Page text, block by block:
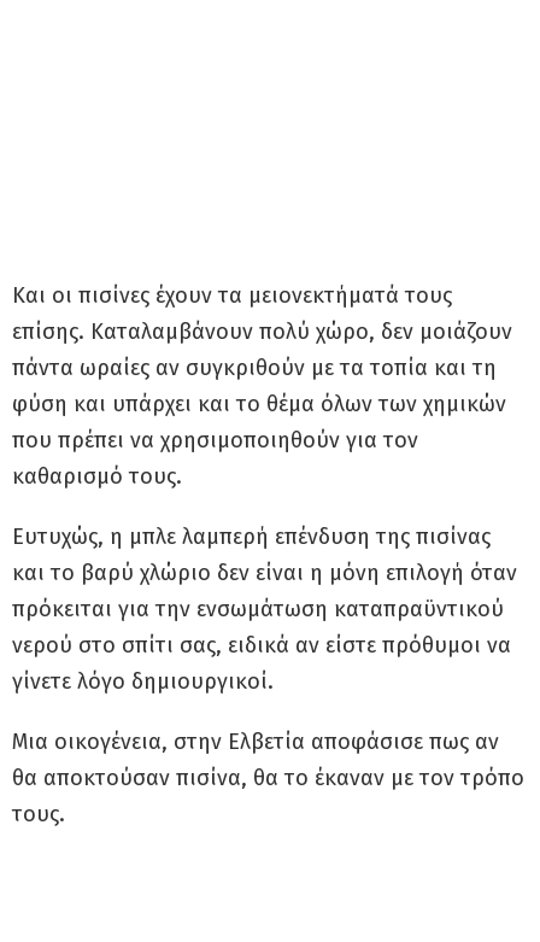
Και οι πισίνες έχουν τα μειονεκτήματά τους
επίσης. Καταλαμβάνουν πολύ χώρο, δεν μοιάζουν
πάντα ωραίες αν συγκριθούν με τα τοπία και τη
φύση και υπάρχει και το θέμα όλων των χημικών
που πρέπει να χρησιμοποιηθούν για τον
καθαρισμό τους.
Ευτυχώς, η μπλε λαμπερή επένδυση της πισίνας
και το βαρύ χλώριο δεν είναι η μόνη επιλογή όταν
πρόκειται για την ενσωμάτωση καταπραϋντικού
νερού στο σπίτι σας, ειδικά αν είστε πρόθυμοι να
γίνετε λόγο δημιουργικοί.
Μια οικογένεια, στην Ελβετία αποφάσισε πως αν
θα αποκτούσαν πισίνα, θα το έκαναν με τον τρόπο
τους.